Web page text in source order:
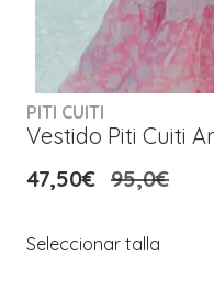
PITI CUITI
Vestido Piti Cuiti
47,50€ 95,0€
Seleccionar talla